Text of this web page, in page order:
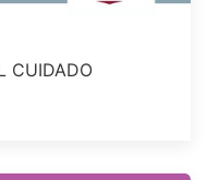
CUIDADO